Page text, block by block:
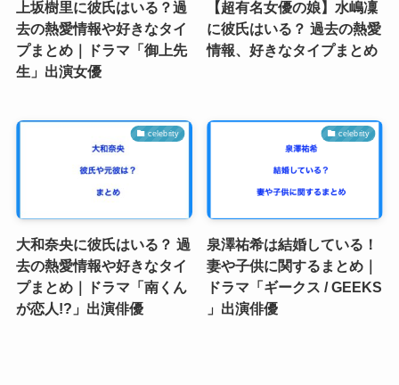
上坂樹里に彼氏はいる？過
去の熱愛情報や好きなタイ
プまとめ｜ドラマ「御上先
生」出演女優
【超有名女優の娘】水嶋凜
に彼氏はいる？ 過去の熱愛
情報、好きなタイプまとめ
celebrity
大和奈央に彼氏はいる？ 過
去の熱愛情報や好きなタイ
プまとめ｜ドラマ「南くん
が恋人!?」出演俳優
celebrity
泉澤祐希は結婚している！
妻や子供に関するまとめ｜
ドラマ「ギークス / GEEKS
」出演俳優